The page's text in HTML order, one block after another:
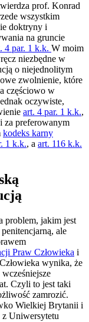
prof. Konrad
wszystkim
doktryny i
na gruncie
4 par. 1 k.k. W moim
niezbędne w
o niejednolitym
zwolnienie, które
częściowo w
oczywiste,
art. 4 par. 1 k.k.,
za preferowanym
kodeks karny
1 k.k., a art. 116 k.k.
problem, jakim jest
ale
Praw Człowieka i
wynika, że
Czyli to jest taki
zamrozić.
Wielkiej Brytanii i
z Uniwersytetu